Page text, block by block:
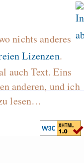
nichts anderes
Lizenzen.
auch Text. Eins
anderen, und ich
lesen…